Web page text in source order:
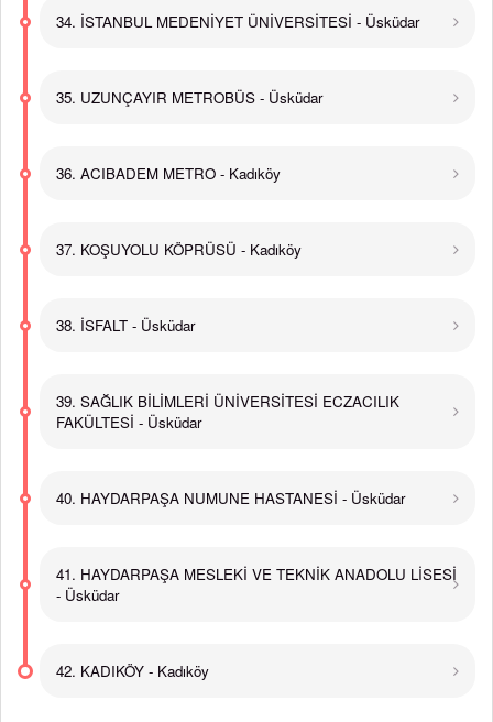
34. İSTANBUL MEDENİYET ÜNİVERSİTESİ - Üsküdar
35. UZUNÇAYIR METROBÜS - Üsküdar
36. ACIBADEM METRO - Kadıköy
37. KOŞUYOLU KÖPRÜSÜ - Kadıköy
38. İSFALT - Üsküdar
39. SAĞLIK BİLİMLERİ ÜNİVERSİTESİ ECZACILIK
FAKÜLTESİ - Üsküdar
40. HAYDARPAŞA NUMUNE HASTANESİ - Üsküdar
41. HAYDARPAŞA MESLEKİ VE TEKNİK ANADOLU LİSESİ
- Üsküdar
42. KADIKÖY - Kadıköy